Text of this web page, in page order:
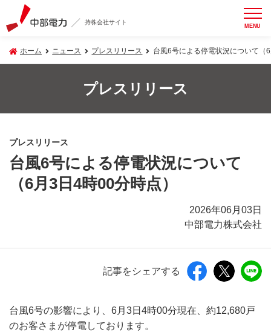
持株会社サイト MENU
ホーム ニュース プレスリリース 台風6号による停電状況について（
プレスリリース
プレスリリース
台風6号による停電状況について
（6月3日4時00分時点）
2026年06月03日
中部電力株式会社
記事をシェアする
台風6号の影響により、6月3日4時00分現在、約12,680戸
のお客さまが停電しております。